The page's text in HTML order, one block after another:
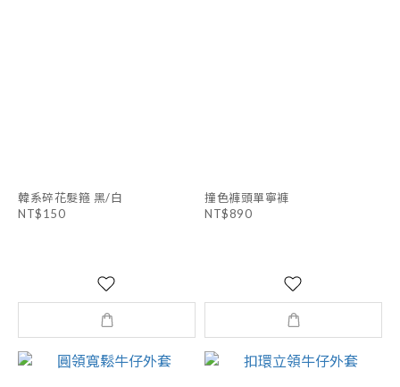
韓系碎花髮箍 黑/白
NT$150
撞色褲頭單寧褲
NT$890